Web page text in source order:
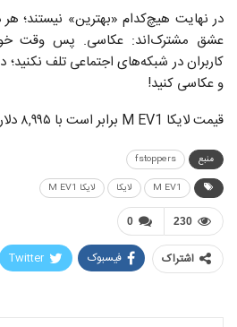
در نهایت هیچ‌کدام «بهترین» نیستند؛
عشق مشترک‌اند: عکاسی. پس وقت
کاربران در شبکه‌های اجتماعی تلف نکنید؛
و عکاسی کنید!
قیمت لایکا M EV1 برابر است با ۸,۹۹۵ دلار.
منبع
fstoppers
M EV1
لایکا لایکا M EV1
0 230
اشتراک فیسبوک Twitter